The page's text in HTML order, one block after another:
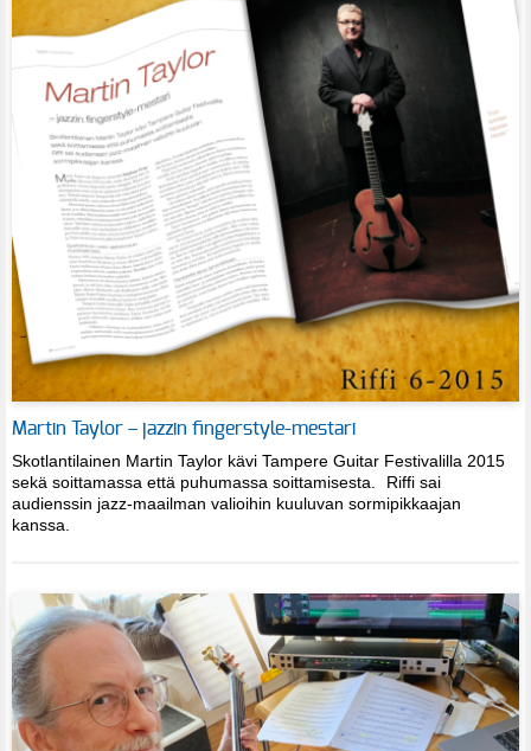
Martin Taylor – jazzin fingerstyle-mestari
Skotlantilainen Martin Taylor kävi Tampere Guitar Festivalilla 2015
sekä soittamassa että puhumassa soittamisesta. Riffi sai
audienssin jazz-maailman valioihin kuuluvan sormipikkaajan
kanssa.